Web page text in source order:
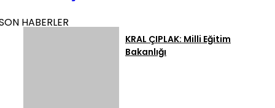
HABERLER
KRAL ÇIPLAK: Milli Eğitim
Bakanlığı